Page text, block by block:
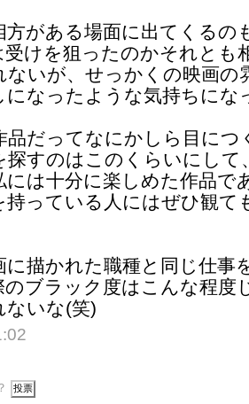
方がある場面に出てくるの
受けを狙ったのかそれとも
ないが、せっかくの映画の
になったような気持ちにな
品だってなにかしら目につ
探すのはこのくらいにして
には十分に楽しめた作品で
持っている人にはぜひ観て
に描かれた職種と同じ仕事
のブラック度はこんな程度
ないな(笑)